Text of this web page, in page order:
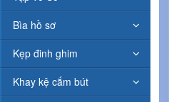
Bìa hồ sơ
Kẹp đinh ghim
Khay kệ cắm bút